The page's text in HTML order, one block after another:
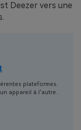
Deezer vers une
plateformes.
appareil à l'autre.